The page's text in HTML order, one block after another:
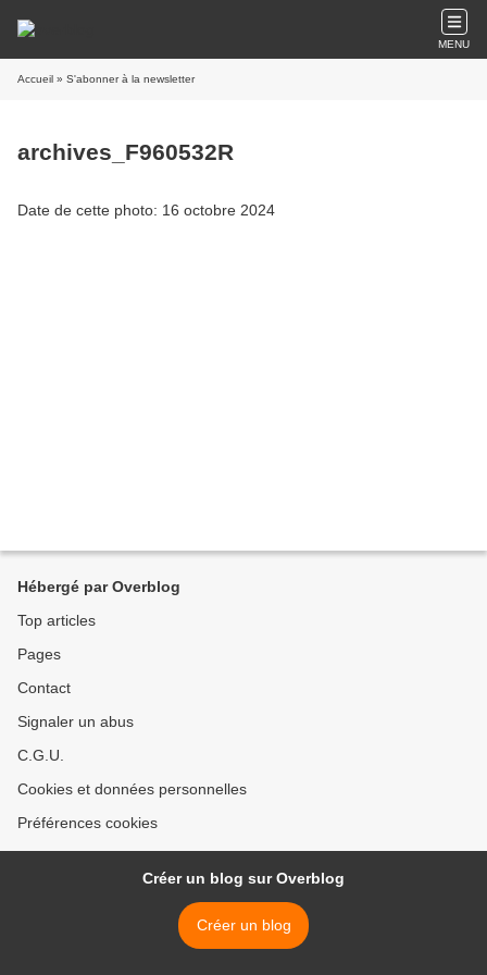
MENU
Accueil » S'abonner à la newsletter
archives_F960532R
Date de cette photo: 16 octobre 2024
Hébergé par Overblog
Top articles
Pages
Contact
Signaler un abus
C.G.U.
Cookies et données personnelles
Préférences cookies
Créer un blog sur Overblog
Créer un blog